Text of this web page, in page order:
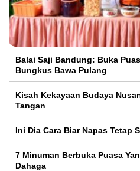
Balai Saji Bandung: Buka
Bungkus Bawa Pulang
Kisah Kekayaan Budaya
Tangan
Ini Dia Cara Biar Napas Tetap
7 Minuman Berbuka Puasa
Dahaga